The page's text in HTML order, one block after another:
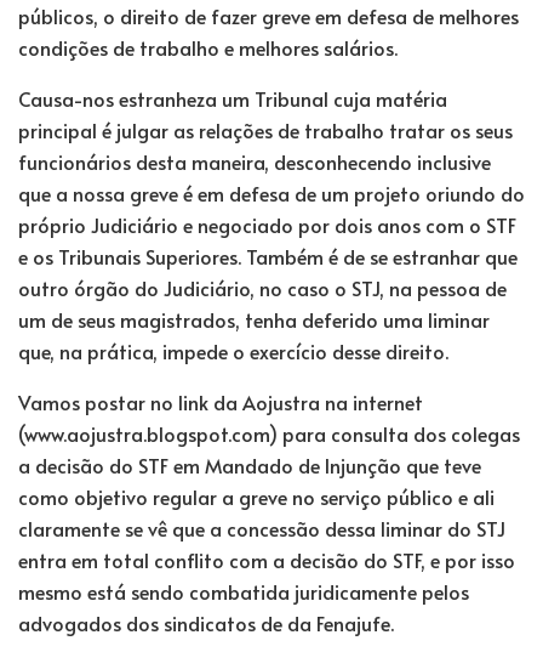
públicos, o direito de fazer greve em defesa de melhores
condições de trabalho e melhores salários.
Causa-nos estranheza um Tribunal cuja matéria
principal é julgar as relações de trabalho tratar os seus
funcionários desta maneira, desconhecendo inclusive
que a nossa greve é em defesa de um projeto oriundo do
próprio Judiciário e negociado por dois anos com o STF
e os Tribunais Superiores. Também é de se estranhar que
outro órgão do Judiciário, no caso o STJ, na pessoa de
um de seus magistrados, tenha deferido uma liminar
que, na prática, impede o exercício desse direito.
Vamos postar no link da Aojustra na internet
(www.aojustra.blogspot.com) para consulta dos colegas
a decisão do STF em Mandado de Injunção que teve
como objetivo regular a greve no serviço público e ali
claramente se vê que a concessão dessa liminar do STJ
entra em total conflito com a decisão do STF, e por isso
mesmo está sendo combatida juridicamente pelos
advogados dos sindicatos de da Fenajufe.